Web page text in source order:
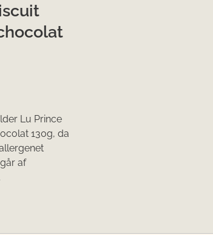
Lu Prince
130g, da
af